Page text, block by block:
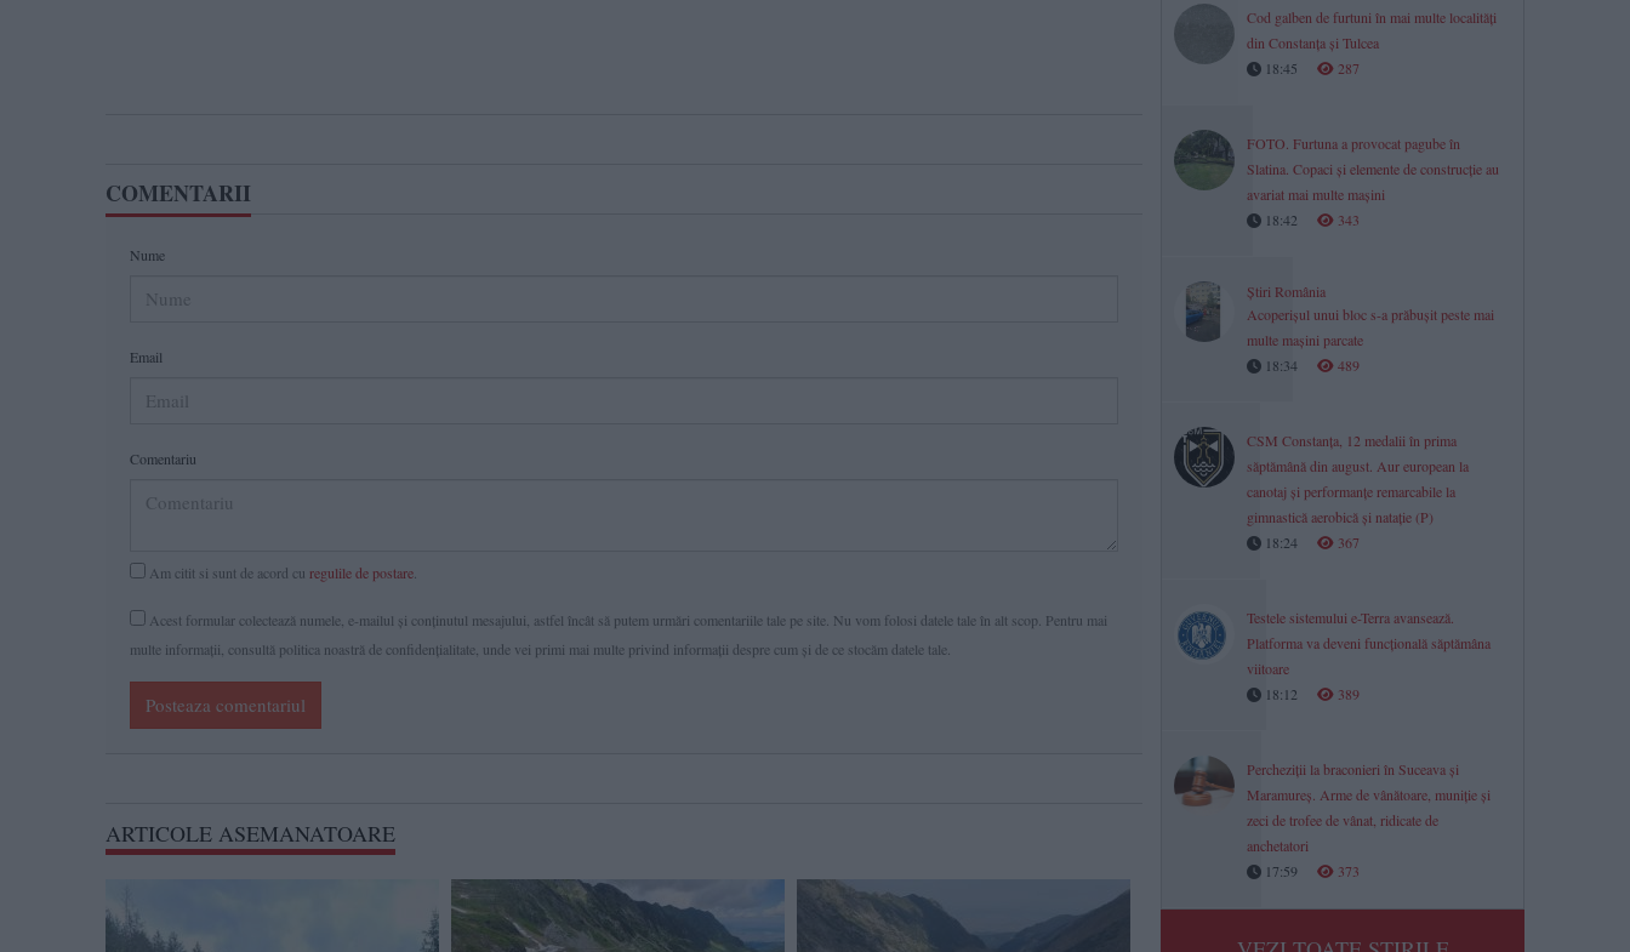
COMENTARII
Nume
Email
Comentariu
Am citit si sunt de acord cu regulile de postare
Acest formular colectează numele, e-mailul şi conținutul mesajului, astfel încât să putem urmări comentariile tale pe site. Nu vom folosi datele tale în alt scop. Pentru mai
multe informaţii, consultă politica noastră de confidenţialitate, unde vei primi mai multe privind informaţii despre cum și de ce stocăm datele tale.
Posteaza comentariul
ARTICOLE ASEMANATOARE
Cod galben de furtuni în mai multe localități
din Constanța și Tulcea
18:45
287
FOTO. Furtuna a provocat pagube în
Slatina. Copaci și elemente de construcție au
avariat mai multe mașini
18:42
343
Știri România
Acoperișul unui bloc s-a prăbușit peste mai
multe mașini parcate
18:34
489
CSM Constanța, 12 medalii în prima
săptămână din august. Aur european la
canotaj și performanțe remarcabile la
gimnastică aerobică și natație (P)
18:24
367
Testele sistemului e-Terra avansează.
Platforma va deveni funcțională săptămâna
viitoare
18:12
389
Percheziții la braconieri în Suceava și
Maramureș. Arme de vânătoare, muniție și
zeci de trofee de vânat, ridicate de
anchetatori
17:59
373